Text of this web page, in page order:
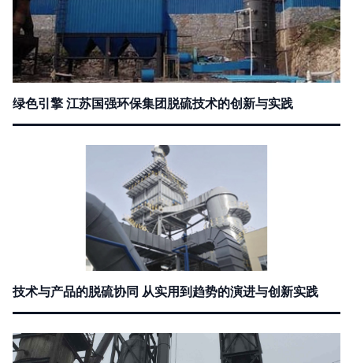
绿色引擎 江苏国强环保集团脱硫技术的创新与实践
技术与产品的脱硫协同 从实用到趋势的演进与创新实践